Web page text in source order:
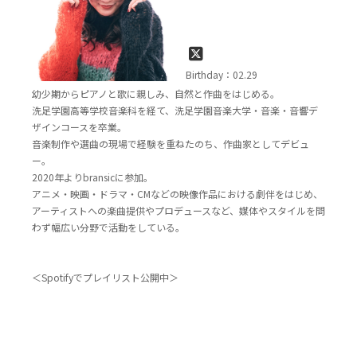
Birthday：02.29
幼少期からピアノと歌に親しみ、自然と作曲をはじめる。
洗足学園高等学校音楽科を経て、洗足学園音楽大学・音楽・音響デ
ザインコースを卒業。
音楽制作や選曲の現場で経験を重ねたのち、作曲家としてデビュ
ー。
2020年よりbransicに参加。
アニメ・映画・ドラマ・CMなどの映像作品における劇伴をはじめ、
アーティストへの楽曲提供やプロデュースなど、媒体やスタイルを問
わず幅広い分野で活動をしている。
＜Spotifyでプレイリスト公開中＞